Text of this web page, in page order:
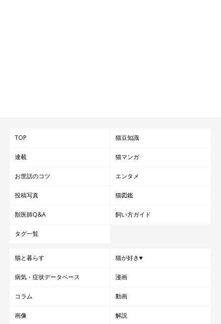
TOP 猫豆知識
連載 猫マンガ
お世話のコツ エンタメ
投稿写真 猫図鑑
獣医師Q&A 飼い方ガイド
タグ一覧
猫と暮らす 猫が好き♥
病気・症状データベース 漫画
コラム 動画
画像 解説